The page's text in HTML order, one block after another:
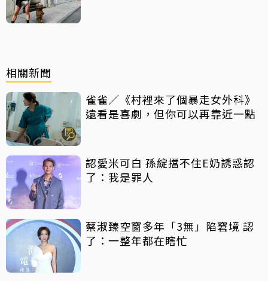
相關新聞
雀雀／《村裡來了個暴走女外科》
遠看是喜劇，但你可以再靠近一點
認愛米可白 孫綻擋不住E奶誘惑認
了：我是罪人
蔡淑臻空窗多年「3無」陷窘境 認
了：一整年都在瞎忙